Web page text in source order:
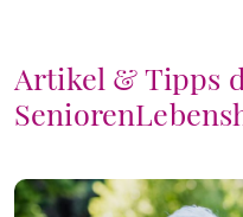
Artikel & Tipps